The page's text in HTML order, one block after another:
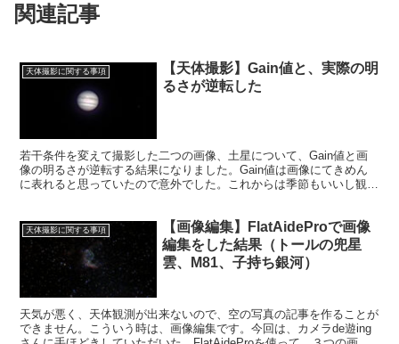
関連記事
天体撮影に関する事項
【天体撮影】Gain値と、実際の明
るさが逆転した
若干条件を変えて撮影した二つの画像、土星について、Gain値と画
像の明るさが逆転する結果になりました。Gain値は画像にてきめん
に表れると思っていたので意外でした。これからは季節もいいし観測
天体撮影に関する事項
【画像編集】FlatAideProで画像
編集をした結果（トールの兜星
雲、M81、子持ち銀河）
天気が悪く、天体観測が出来ないので、空の写真の記事を作ることが
できません。こういう時は、画像編集です。今回は、カメラde遊ing